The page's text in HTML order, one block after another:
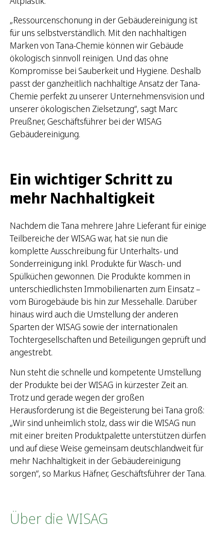
„Ressourcenschonung in der Gebäudereinigung ist
für uns selbstverständlich. Mit den nachhaltigen
Marken von Tana-Chemie können wir Gebäude
ökologisch sinnvoll reinigen. Und das ohne
Kompromisse bei Sauberkeit und Hygiene. Deshalb
passt der ganzheitlich nachhaltige Ansatz der Tana-
Chemie perfekt zu unserer Unternehmensvision und
unserer ökologischen Zielsetzung“, sagt Marc
Preußner, Geschäftsführer bei der WISAG
Gebäudereinigung.
Ein wichtiger Schritt zu
mehr Nachhaltigkeit
Nachdem die Tana mehrere Jahre Lieferant für einige
Teilbereiche der WISAG war, hat sie nun die
komplette Ausschreibung für Unterhalts- und
Sonderreinigung inkl. Produkte für Wasch- und
Spülküchen gewonnen. Die Produkte kommen in
unterschiedlichsten Immobilienarten zum Einsatz –
vom Bürogebäude bis hin zur Messehalle. Darüber
hinaus wird auch die Umstellung der anderen
Sparten der WISAG sowie der internationalen
Tochtergesellschaften und Beteiligungen geprüft und
angestrebt.
Nun steht die schnelle und kompetente Umstellung
der Produkte bei der WISAG in kürzester Zeit an.
Trotz und gerade wegen der großen
Herausforderung ist die Begeisterung bei Tana groß:
„Wir sind unheimlich stolz, dass wir die WISAG nun
mit einer breiten Produktpalette unterstützen dürfen
und auf diese Weise gemeinsam deutschlandweit für
mehr Nachhaltigkeit in der Gebäudereinigung
sorgen“, so Markus Häfner, Geschäftsführer der Tana.
Über die WISAG